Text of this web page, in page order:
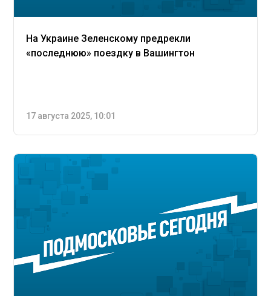
На Украине Зеленскому предрекли
«последнюю» поездку в Вашингтон
17 августа 2025, 10:01